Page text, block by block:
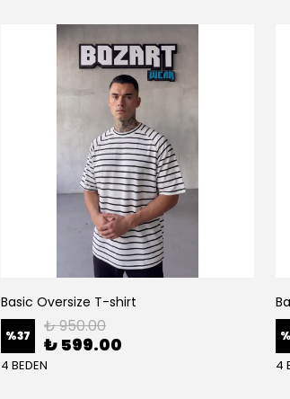
Basic Oversize T-shirt
%37 ₺ 950.00
₺ 599.00
4 BEDEN
%
4